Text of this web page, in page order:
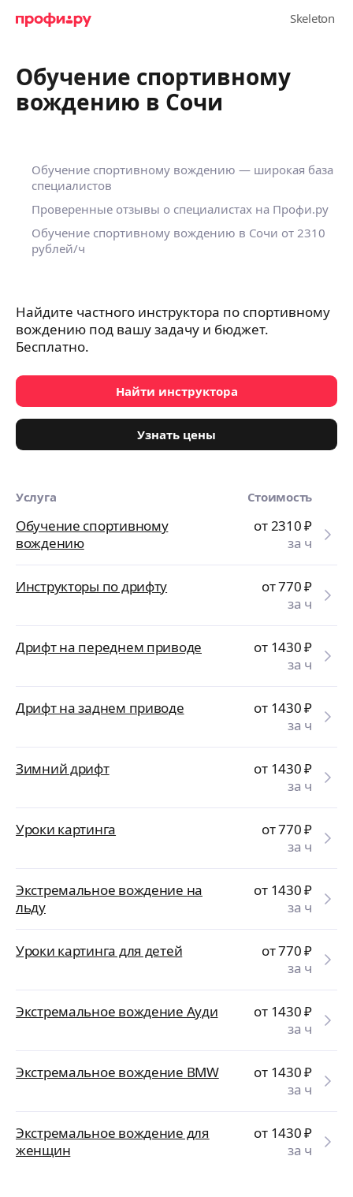
Обучение спортивному
вождению в Сочи
Обучение спортивному вождению — широкая база
специалистов
Проверенные отзывы о специалистах на Профи.ру
Обучение спортивному вождению в Сочи от 2310
рублей/ч
Найдите частного инструктора по спортивному
вождению под вашу задачу и бюджет.
Бесплатно.
Найти инструктора
Узнать цены
Услуга Стоимость
Обучение спортивному
вождению
от 2310₽
за ч
Инструкторы по дрифту от 770₽
за ч
Дрифт на переднем приводе от 1430₽
за ч
Дрифт на заднем приводе от 1430₽
за ч
Зимний дрифт от 1430₽
за ч
Уроки картинга от 770₽
за ч
Экстремальное вождение на
льду
от 1430₽
за ч
Уроки картинга для детей от 770₽
за ч
Экстремальное вождение Ауди от 1430₽
за ч
Экстремальное вождение BMW от 1430₽
за ч
Экстремальное вождение для
женщин
от 1430₽
за ч